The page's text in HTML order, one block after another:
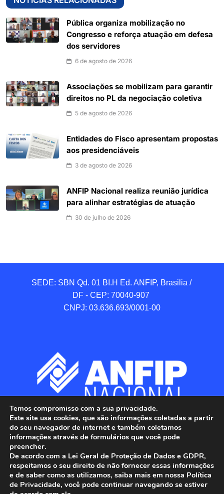
Pública organiza mobilização no
Congresso e reforça atuação em defesa
dos servidores
6 de agosto de 2026
Associações se mobilizam para garantir
direitos no PL da negociação coletiva
5 de agosto de 2026
Entidades do Fisco apresentam propostas
aos presidenciáveis
3 de agosto de 2026
ANFIP Nacional realiza reunião jurídica
para alinhar estratégias de atuação
30 de julho de 2026
SEDE: SBN Qd. 01 BI.H Ed. ANFIP, Brasilia /
DF - CEP: 70040-907
CNPJ: 03.636.693/0001-00
ANFIP - Associação Nacional dos Auditores
Temos compromisso com a sua privacidade.
Este site usa cookies, que são informações coletadas a partir
do seu navegador de internet e também coletamos
informações através de formulários que você pode
preencher.
De acordo com a Lei Geral de Proteção de Dados e GDPR,
respeitamos o seu direito de não fornecer essas informações
e de saber como as utilizamos, saiba mais em nossa Política
de Privacidade, você pode continuar navegando se estiver